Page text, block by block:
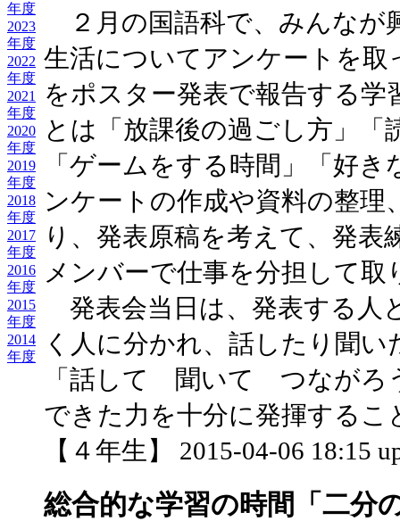
年度
2023
年度
2022
年度
2021
年度
2020
年度
2019
年度
2018
年度
2017
年度
2016
年度
2015
年度
2014
年度
２月の国語科で、みんなが
生活についてアンケートを
をポスター発表で報告する
とは「放課後の過ごし方」「
「ゲームをする時間」「好
ンケートの作成や資料の整理
り、発表原稿を考えて、発
メンバーで仕事を分担して取
発表会当日は、発表する人
く人に分かれ、話したり聞
「話して 聞いて つながろ
できた力を十分に発揮するこ
【４年生】 2015-04-06 18:15
総合的な学習の時間「二分